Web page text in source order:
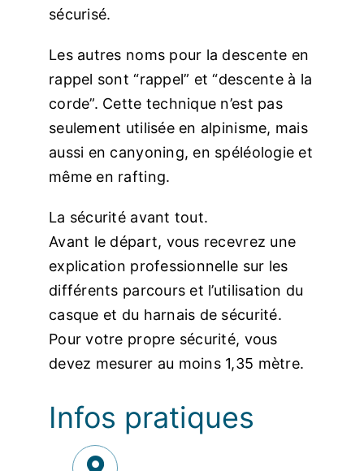
sécurisé.
Les autres noms pour la descente en
rappel sont “rappel” et “descente à la
corde”. Cette technique n’est pas
seulement utilisée en alpinisme, mais
aussi en canyoning, en spéléologie et
même en rafting.
La sécurité avant tout.
Avant le départ, vous recevrez une
explication professionnelle sur les
différents parcours et l’utilisation du
casque et du harnais de sécurité.
Pour votre propre sécurité, vous
devez mesurer au moins 1,35 mètre.
Infos pratiques